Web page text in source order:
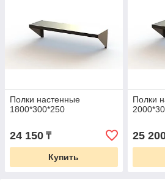
Полки настенные
1800*300*250
24 150 ₸
Купить
Полки
25